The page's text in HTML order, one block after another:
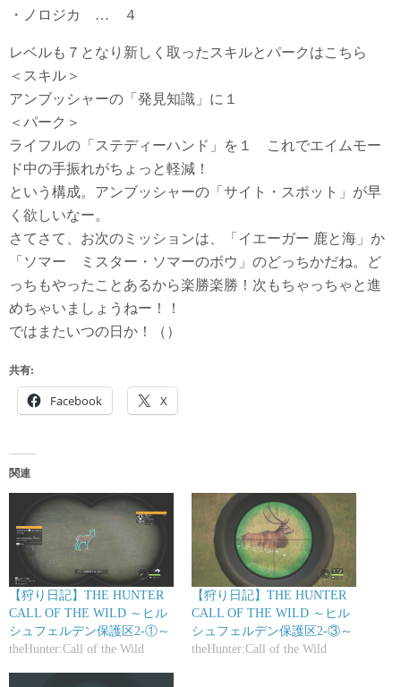
・ノロジカ … ４
レベルも７となり新しく取ったスキルとパークはこちら
＜スキル＞
アンブッシャーの「発見知識」に１
＜パーク＞
ライフルの「ステディーハンド」を１ これでエイムモー
ド中の手振れがちょっと軽減！
という構成。アンブッシャーの「サイト・スポット」が早
く欲しいなー。
さてさて、お次のミッションは、「イエーガー 鹿と海」か
「ソマー ミスター・ソマーのボウ」のどっちかだね。ど
っちもやったことあるから楽勝楽勝！次もちゃっちゃと進
めちゃいましょうねー！！
ではまたいつの日か！（）
共有:
Facebook X
関連
【狩り日記】THE HUNTER
CALL OF THE WILD ～ヒル
シュフェルデン保護区2-①～
theHunter:Call of the Wild
【狩り日記】THE HUNTER
CALL OF THE WILD ～ヒル
シュフェルデン保護区2-③～
theHunter:Call of the Wild